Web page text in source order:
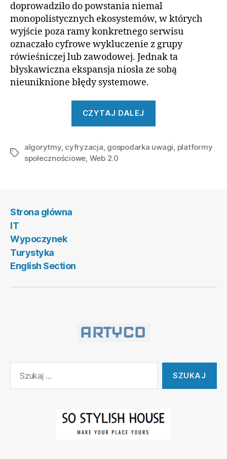
doprowadziło do powstania niemal
monopolistycznych ekosystemów, w których
wyjście poza ramy konkretnego serwisu
oznaczało cyfrowe wykluczenie z grupy
rówieśniczej lub zawodowej. Jednak ta
błyskawiczna ekspansja niosła ze sobą
nieuniknione błędy systemowe.
CZYTAJ DALEJ
porażki
Tagi
algorytmy, cyfryzacja gospodarka uwagi platformy
społecznościowe Web 2.0
Strona główna
IT
Wypoczynek
Turystyka
English Section